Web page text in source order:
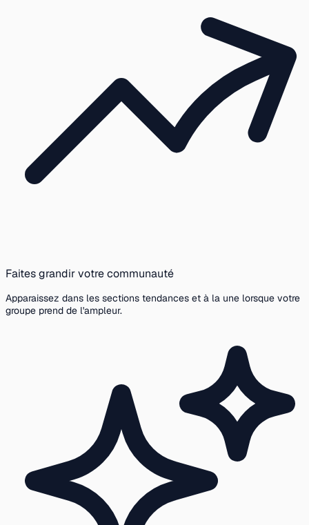
Faites grandir votre communauté
Apparaissez dans les sections tendances et à la une lorsque votre
groupe prend de l'ampleur.